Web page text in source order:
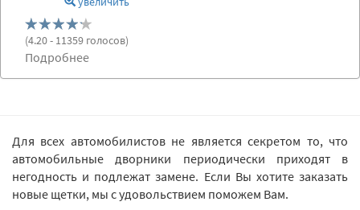
(4.20- 11359 голосов)
Подробнее
Для всех автомобилистов не является секретом то, что
автомобильные дворники периодически приходят в
негодность и подлежат замене. Если Вы хотите заказать
новые щетки, мы с удовольствием поможем Вам.